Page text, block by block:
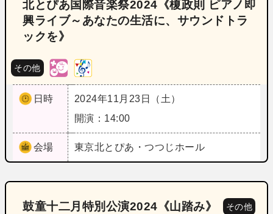
北とぴあ国際音楽祭2024《榎政則 ピアノ即
興ライブ～あなたの生活に、サウンドトラ
ックを》
その他
日時
2024年11月23日（土）
開演：14:00
会場 東京北とぴあ・つつじホール
鼓童十二月特別公演2024《山踏み》 その他